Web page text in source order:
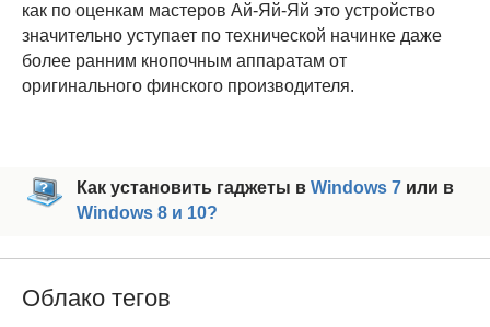
как по оценкам мастеров Ай-Яй-Яй это устройство
значительно уступает по технической начинке даже
более ранним кнопочным аппаратам от
оригинального финского производителя.
Как установить гаджеты в Windows 7 или в
Windows 8 и 10?
Облако тегов